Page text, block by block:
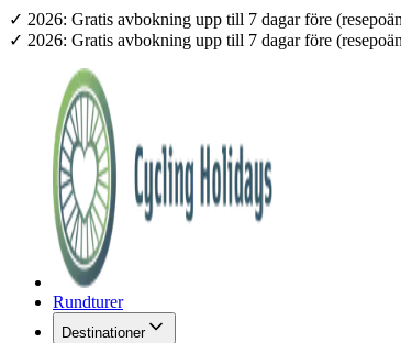
✓ 2026: Gratis avbokning upp till 7 dagar före
✓ 2026: Gratis avbokning upp till 7 dagar före
Rundturer
Destinationer